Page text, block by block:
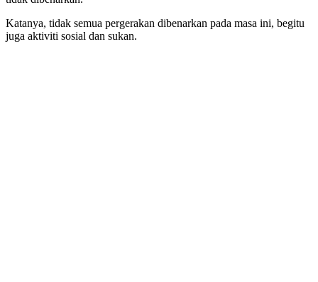
Katanya, tidak semua pergerakan dibenarkan pada masa ini, begitu
juga aktiviti sosial dan sukan.